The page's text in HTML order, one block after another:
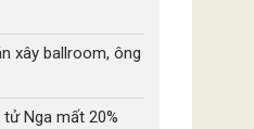
xây ballroom, ông
Nga mất 20%